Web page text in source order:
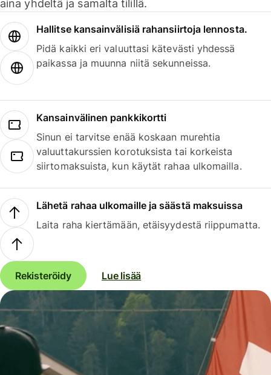
aina yhdeltä ja samalta tilillä.
Hallitse kansainvälisiä rahansiirtoja lennosta.
Pidä kaikki eri valuuttasi kätevästi yhdessä
paikassa ja muunna niitä sekunneissa.
Kansainvälinen pankkikortti
Sinun ei tarvitse enää koskaan murehtia
valuuttakurssien korotuksista tai korkeista
siirtomaksuista, kun käytät rahaa ulkomailla.
Lähetä rahaa ulkomaille ja säästä maksuissa
Laita raha kiertämään, etäisyydestä riippumatta.
Rekisteröidy Lue lisää